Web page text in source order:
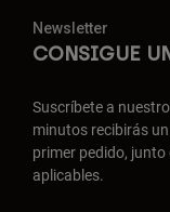
Newsletter
CONSIGUE
Suscríbete a
minutos recibirás
primer pedido,
aplicables.